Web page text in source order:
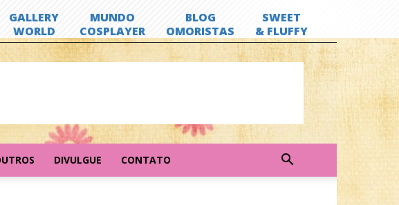
DIVULGUE CONTATO